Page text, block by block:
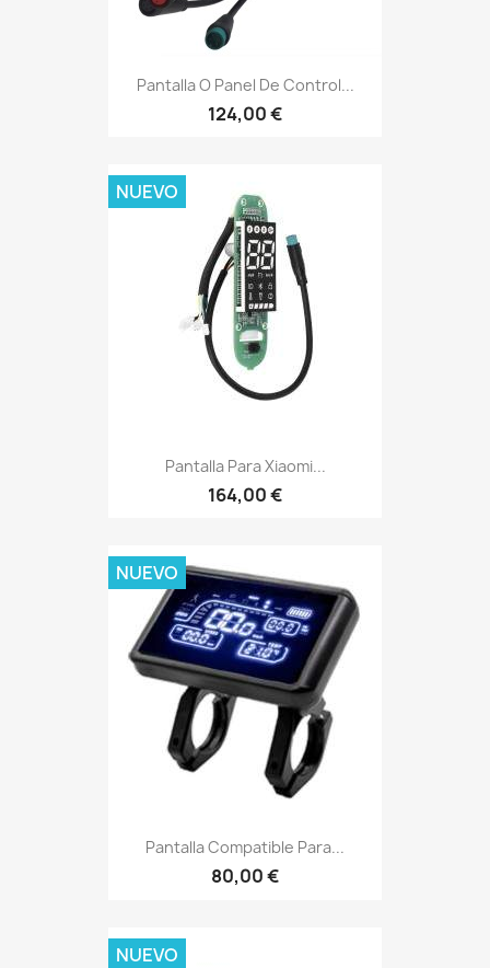
Pantalla O Panel De Control...
124,00 €
Pantalla Para Xiaomi...
164,00 €
NUEVO
Pantalla Compatible Para...
80,00 €
NUEVO
NUEVO